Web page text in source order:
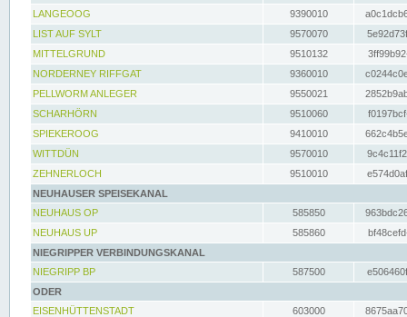
LANGEOOG
9390010
LIST AUF SYLT
9570070
MITTELGRUND
9510132
NORDERNEY RIFFGAT
9360010
PELLWORM ANLEGER
9550021
SCHARHÖRN
9510060
SPIEKEROOG
9410010
WITTDÜN
9570010
ZEHNERLOCH
9510010
NEUHAUSER SPEISEKANAL
NEUHAUS OP
585850
NEUHAUS UP
585860
NIEGRIPPER VERBINDUNGSKANAL
NIEGRIPP BP
587500
ODER
EISENHÜTTENSTADT
603000